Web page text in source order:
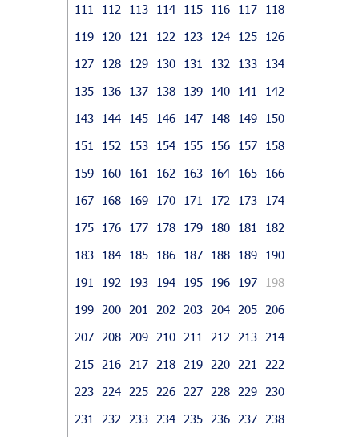
111
112 113 114 115 116 117
118
119
120 121 122 123 124 125
126
127
128 129 130 131 132 133
134
135
136 137 138 139 140 141
142
143
144 145 146 147 148 149
150
151
152 153 154 155 156 157
158
159
160 161 162 163 164 165
166
167
168 169 170 171 172 173
174
175
176 177 178 179 180 181
182
183
184 185 186 187 188 189
190
191
192 193 194 195 196 197
198
199
200 201 202 203 204 205
206
207
208 209 210 211 212 213
214
215
216 217 218 219 220 221
222
223
224 225 226 227 228 229
230
231
232 233 234 235 236 237
238